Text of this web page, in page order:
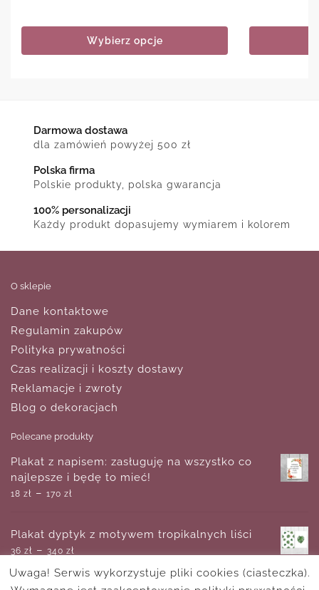
Wybierz opcje
Darmowa dostawa
dla zamówień powyżej 500 zł
Polska firma
Polskie produkty, polska gwarancja
100% personalizacji
Każdy produkt dopasujemy wymiarem i kolorem
O sklepie
Dane kontaktowe
Regulamin zakupów
Polityka prywatności
Czas realizacji i koszty dostawy
Reklamacje i zwroty
Blog o dekoracjach
Polecane produkty
Plakat z napisem: zasługuję na wszystko co
najlepsze i będę to mieć!
18 zł – 170 zł
Plakat dyptyk z motywem tropikalnych liści
36 zł – 340 zł
Uwaga! Serwis wykorzystuje pliki cookies (ciasteczka).